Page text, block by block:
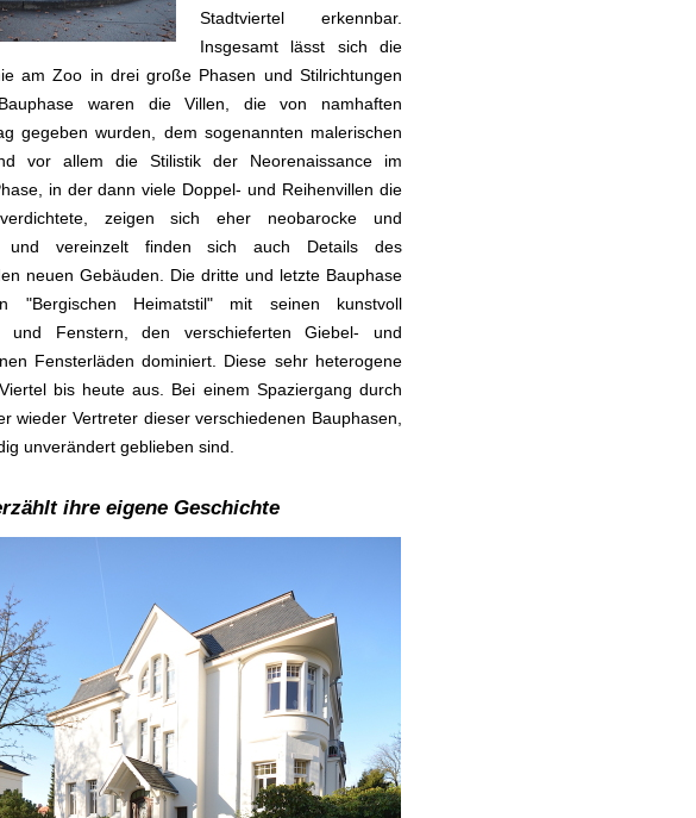
Stadtviertel erkennbar.
Insgesamt lässt sich die
am Zoo in drei große Phasen und Stilrichtungen
waren die Villen, die von namhaften
gegeben wurden, dem sogenannten malerischen
vor allem die Stilistik der Neorenaissance im
in der dann viele Doppel- und Reihenvillen die
zeigen sich eher neobarocke und
und vereinzelt finden sich auch Details des
neuen Gebäuden. Die dritte und letzte Bauphase
"Bergischen Heimatstil" mit seinen kunstvoll
und Fenstern, den verschieferten Giebel- und
Fensterläden dominiert. Diese sehr heterogene
bis heute aus. Bei einem Spaziergang durch
wieder Vertreter dieser verschiedenen Bauphasen,
unverändert geblieben sind.
ihre eigene Geschichte